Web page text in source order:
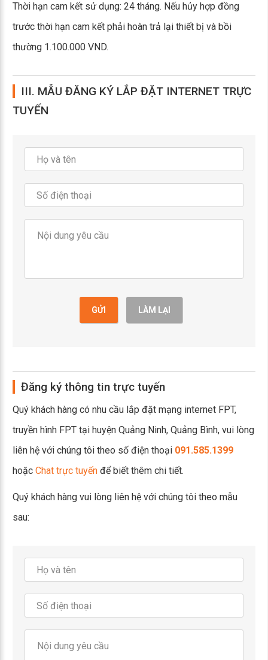
Thời hạn cam kết sử dụng: 24 tháng. Nếu hủy hợp đồng
trước thời hạn cam kết phải hoàn trả lại thiết bị và bồi
thường 1.100.000 VND.
III. MẪU ĐĂNG KÝ LẮP ĐẶT INTERNET TRỰC
TUYẾN
GỬI LÀM LẠI
Đăng ký thông tin trực tuyến
Quý khách hàng có nhu cầu lắp đặt mạng internet FPT,
truyền hình FPT tại huyện Quảng Ninh, Quảng Bình, vui lòng
liên hệ với chúng tôi theo số điện thoại 091.585.1399
hoặc Chat trực tuyến để biết thêm chi tiết.
Quý khách hàng vui lòng liên hệ với chúng tôi theo mẫu
sau: